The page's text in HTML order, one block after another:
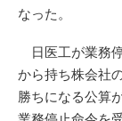
なった。
日医工が業務
から持ち株会社
勝ちになる公算